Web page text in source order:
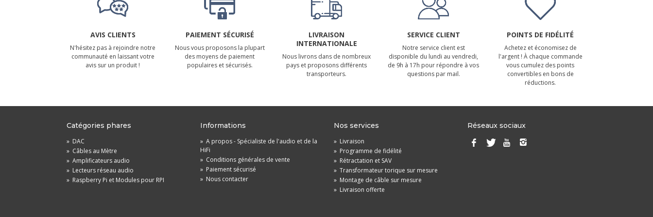
AVIS CLIENTS
N'hésitez pas à rejoindre notre
communauté en laissant votre
avis sur un produit !
PAIEMENT SÉCURISÉ
Nous vous proposons la plupart
des moyens de paiement
populaires et sécurisés.
LIVRAISON
INTERNATIONALE
Nous livrons dans de nombreux
pays et proposons différents
transporteurs.
SERVICE CLIENT
Notre service client est
disponible du lundi au vendredi,
de 9h à 17h pour répondre à vos
questions par mail.
POINTS DE FIDÉLITÉ
Achetez et économisez de
l'argent ! À chaque commande
vous cumulez des points
convertibles en bons de
réductions.
Catégories phares
» DAC
» Câbles au Mètre
» Amplificateurs audio
» Lecteurs réseau audio
» Raspberry Pi et Modules pour RPI
Informations
» A propos - Spécialiste de l'audio et de la
HiFi
» Conditions générales de vente
» Paiement sécurisé
» Nous contacter
Nos services
» Livraison
» Programme de fidélité
» Rétractation et SAV
» Transformateur torique sur mesure
» Montage de câble sur mesure
» Livraison offerte
Réseaux sociaux